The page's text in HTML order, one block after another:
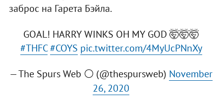
заброс на Гарета Бэйла.
GOAL! HARRY WINKS OH MY GOD 🤯🤯🤯
#THFC #COYS pic.twitter.com/4MyUcPNnXy
— The Spurs Web ⚪️ (@thespursweb) November
26, 2020